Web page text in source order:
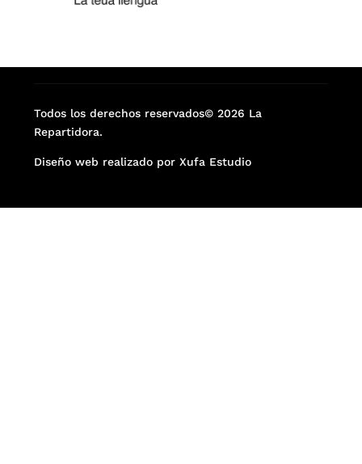
Todos los derechos reservados© 2026 La
Repartidora.
Diseño web realizado por Xufa Estudio